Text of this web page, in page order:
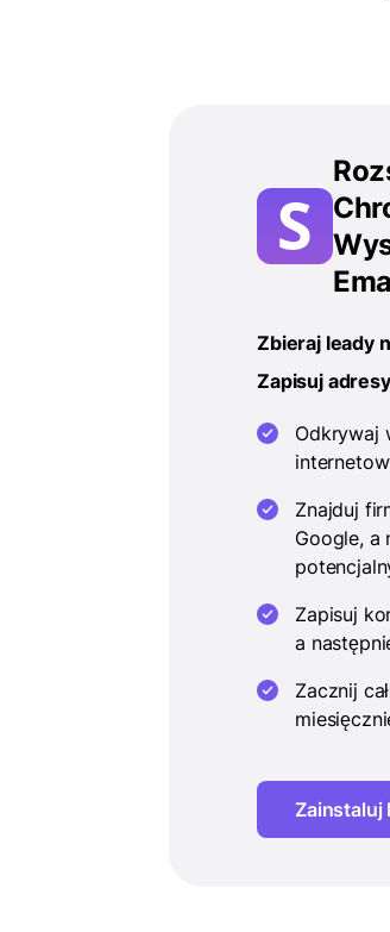
Zbieraj leady
Zapisuj
Odkrywaj
Znajduj
Google, a
Zapisuj
a
Zacznij
Zainstaluj